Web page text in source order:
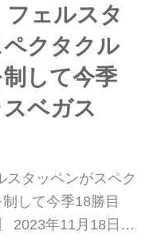
ェラーリのシャル
位にはメルセデス
ルが入った。注...
フェルスタ
クタクル
して今季
ベガス
スタッペンがスペク
して今季18勝目
2023年11月18日